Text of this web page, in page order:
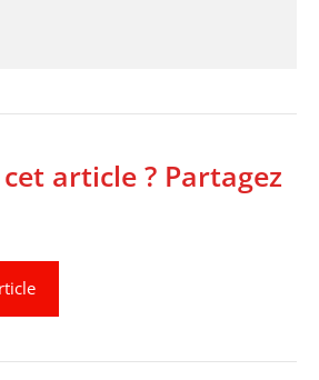
article ? Partagez